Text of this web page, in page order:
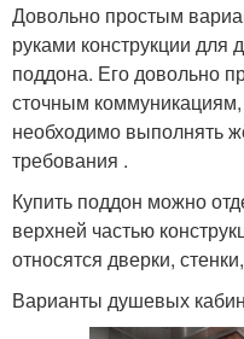
Довольно простым
руками конструкции для
поддона. Его довольно
сточным коммуникациям,
необходимо выполнять
требования .
Купить поддон можно
верхней частью
относятся дверки,
Варианты душевых